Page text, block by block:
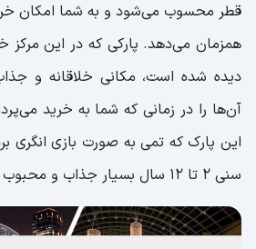
قطر محسوب می‌شود و به شما امکان
همزمان می‌دهد. پارکی که در این مرکز
دیده شده است، مکانی خلاقانه و
آن‌ها را در زمانی که شما به خرید
این پارک که تمی به صورت بازی انگری
سنی 2 تا 12 سال بسیار جذاب و محبوب خواهد بود.